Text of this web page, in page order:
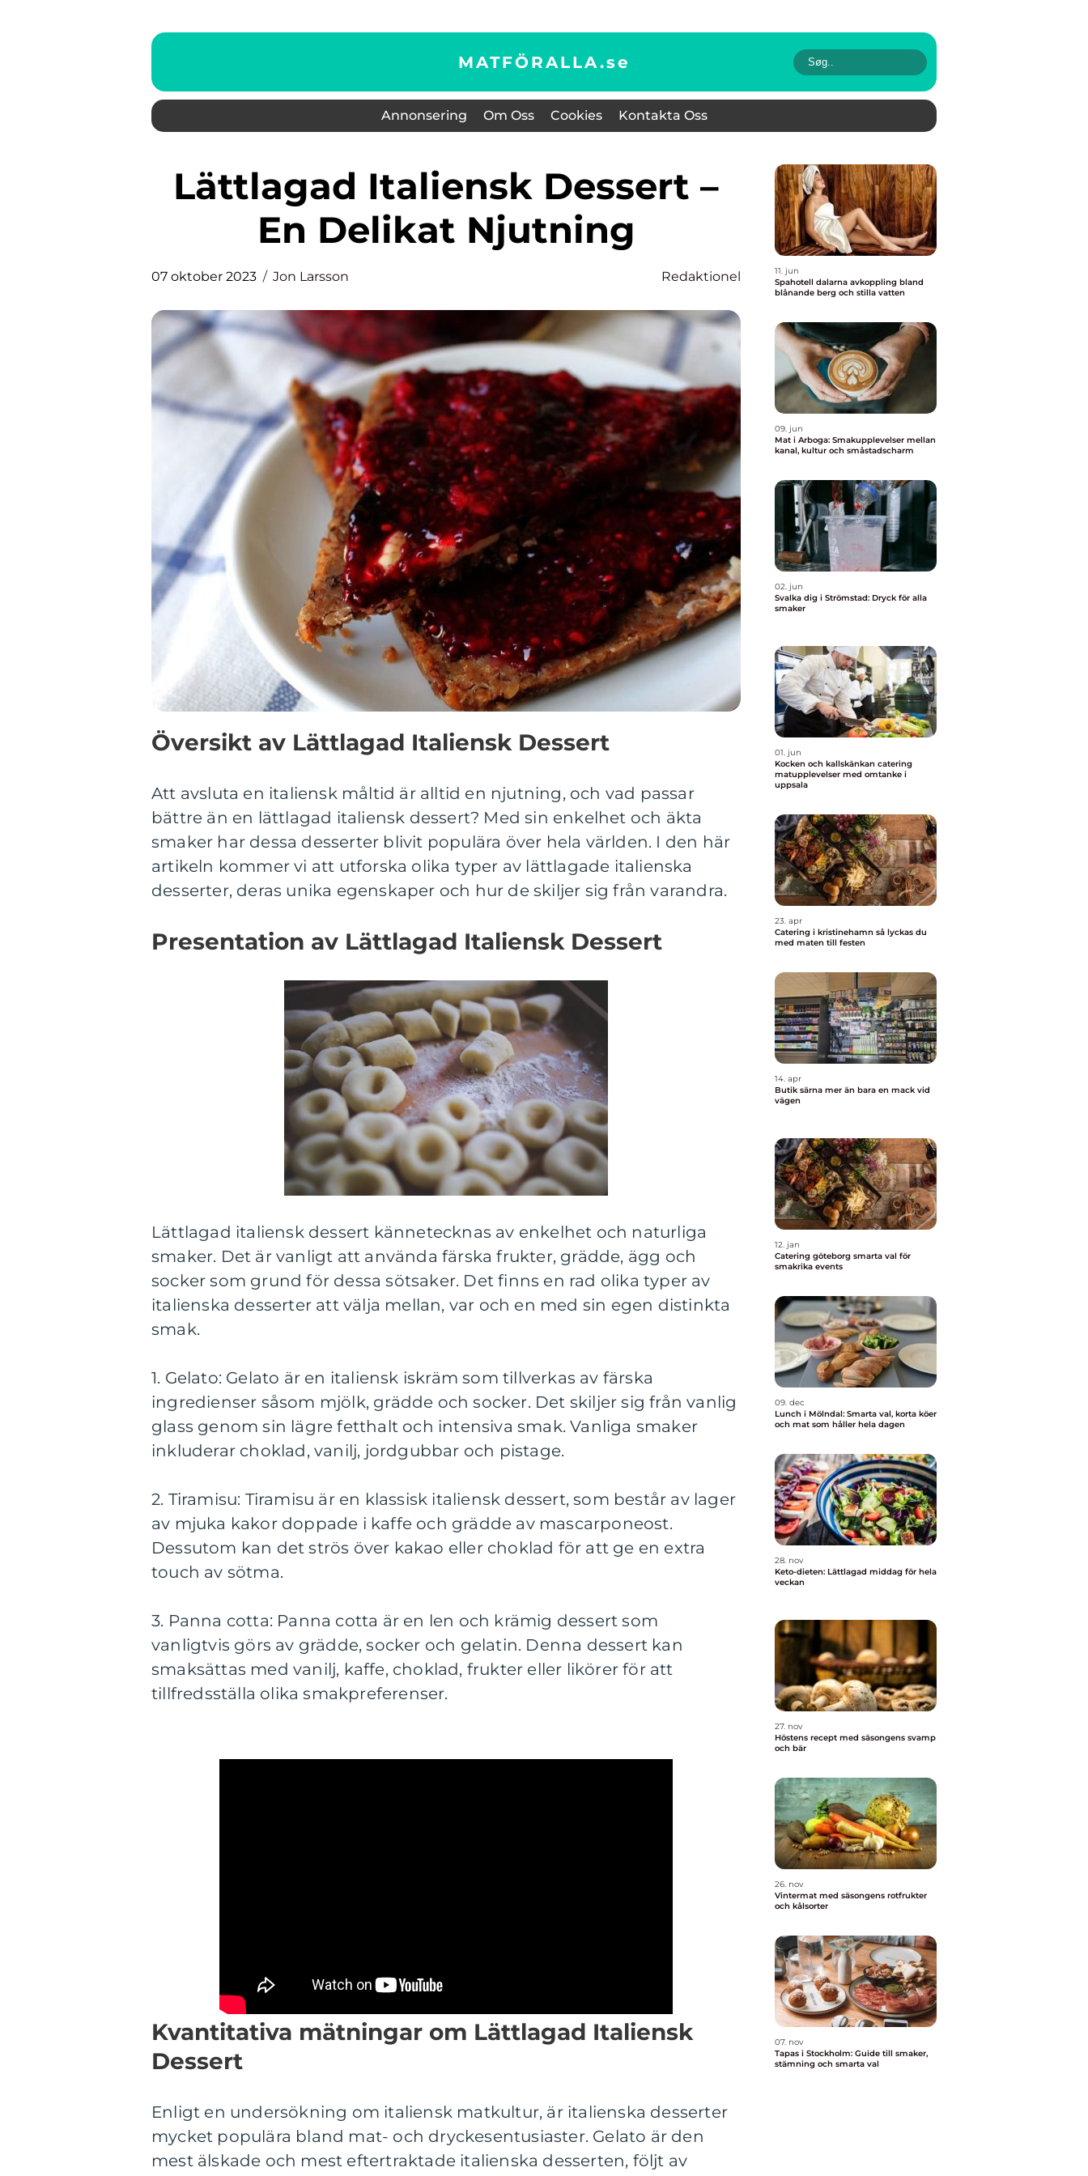
MATFÖRALLA.se
Annonsering Om Oss Cookies Kontakta Oss
Lättlagad Italiensk Dessert –
En Delikat Njutning
07 oktober 2023 Jon Larsson Redaktionel
Översikt av Lättlagad Italiensk Dessert
Att avsluta en italiensk måltid är alltid en njutning, och vad passar
bättre än en lättlagad italiensk dessert? Med sin enkelhet och äkta
smaker har dessa desserter blivit populära över hela världen. I den här
artikeln kommer vi att utforska olika typer av lättlagade italienska
desserter, deras unika egenskaper och hur de skiljer sig från varandra.
Presentation av Lättlagad Italiensk Dessert
Lättlagad italiensk dessert kännetecknas av enkelhet och naturliga
smaker. Det är vanligt att använda färska frukter, grädde, ägg och
socker som grund för dessa sötsaker. Det finns en rad olika typer av
italienska desserter att välja mellan, var och en med sin egen distinkta
smak.
1. Gelato: Gelato är en italiensk iskräm som tillverkas av färska
ingredienser såsom mjölk, grädde och socker. Det skiljer sig från vanlig
glass genom sin lägre fetthalt och intensiva smak. Vanliga smaker
inkluderar choklad, vanilj, jordgubbar och pistage.
2. Tiramisu: Tiramisu är en klassisk italiensk dessert, som består av lager
av mjuka kakor doppade i kaffe och grädde av mascarponeost.
Dessutom kan det strös över kakao eller choklad för att ge en extra
touch av sötma.
3. Panna cotta: Panna cotta är en len och krämig dessert som
vanligtvis görs av grädde, socker och gelatin. Denna dessert kan
smaksättas med vanilj, kaffe, choklad, frukter eller likörer för att
tillfredsställa olika smakpreferenser.
Kvantitativa mätningar om Lättlagad Italiensk
Dessert
Enligt en undersökning om italiensk matkultur, är italienska desserter
mycket populära bland mat- och dryckesentusiaster. Gelato är den
mest älskade och mest eftertraktade italienska desserten, följt av
11. jun
Spahotell dalarna avkoppling bland
blånande berg och stilla vatten
09. jun
Mat i Arboga: Smakupplevelser mellan
kanal, kultur och småstadscharm
02. jun
Svalka dig i Strömstad: Dryck för alla
smaker
01. jun
Kocken och kallskänkan catering
matupplevelser med omtanke i
uppsala
23. apr
Catering i kristinehamn så lyckas du
med maten till festen
14. apr
Butik särna mer än bara en mack vid
vägen
12. jan
Catering göteborg smarta val för
smakrika events
09. dec
Lunch i Mölndal: Smarta val, korta köer
och mat som håller hela dagen
28. nov
Keto-dieten: Lättlagad middag för hela
veckan
27. nov
Höstens recept med säsongens svamp
och bär
26. nov
Vintermat med säsongens rotfrukter
och kålsorter
07. nov
Tapas i Stockholm: Guide till smaker,
stämning och smarta val